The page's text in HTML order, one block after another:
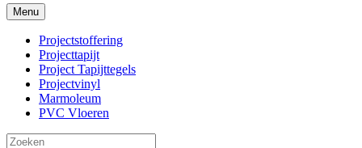
Menu
Projectstoffering
Projecttapijt
Project Tapijttegels
Projectvinyl
Marmoleum
PVC Vloeren